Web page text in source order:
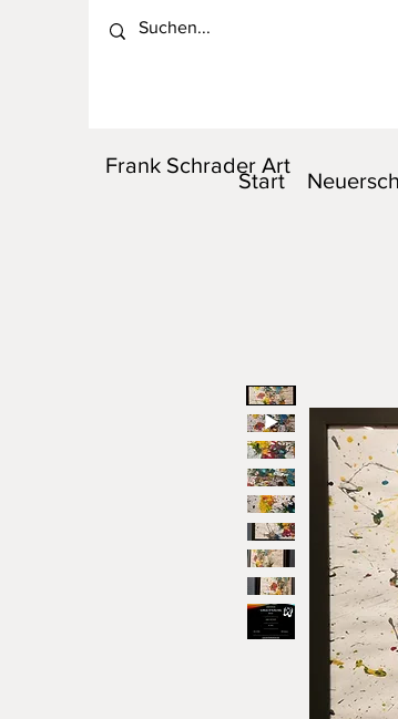
Frank Schrader Art
Start